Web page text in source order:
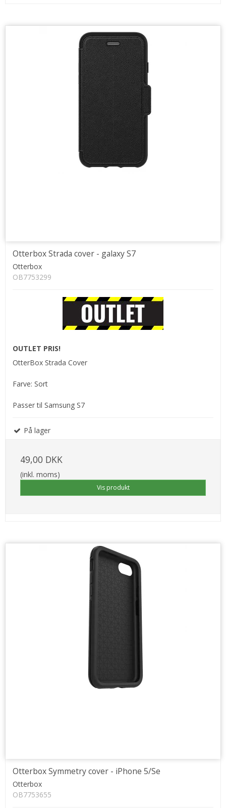
Otterbox Strada cover - galaxy S7
Otterbox
OB7753299
OUTLET PRIS!
OtterBox Strada Cover
Farve: Sort
Passer til Samsung S7
På lager
49,00 DKK
(inkl. moms)
Vis produkt
Otterbox Symmetry cover - iPhone 5/Se
Otterbox
OB7753655